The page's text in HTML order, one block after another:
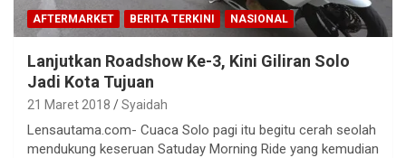
AFTERMARKET BERITA TERKINI NASIONAL
Lanjutkan Roadshow Ke-3, Kini Giliran Solo
Jadi Kota Tujuan
21 Maret 2018 Syaidah
Lensautama.com- Cuaca Solo pagi itu begitu cerah seolah
mendukung keseruan Satuday Morning Ride yang kemudian